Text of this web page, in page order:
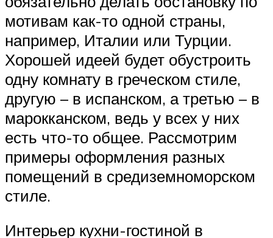
мотивам как-то одной страны,
например, Италии или Турции.
Хорошей идеей будет обустроить
одну комнату в греческом стиле,
другую – в испанском, а третью – в
марокканском, ведь у всех у них
есть что-то общее. Рассмотрим
примеры оформления разных
помещений в средиземноморском
стиле.
Интерьер кухни-гостиной в